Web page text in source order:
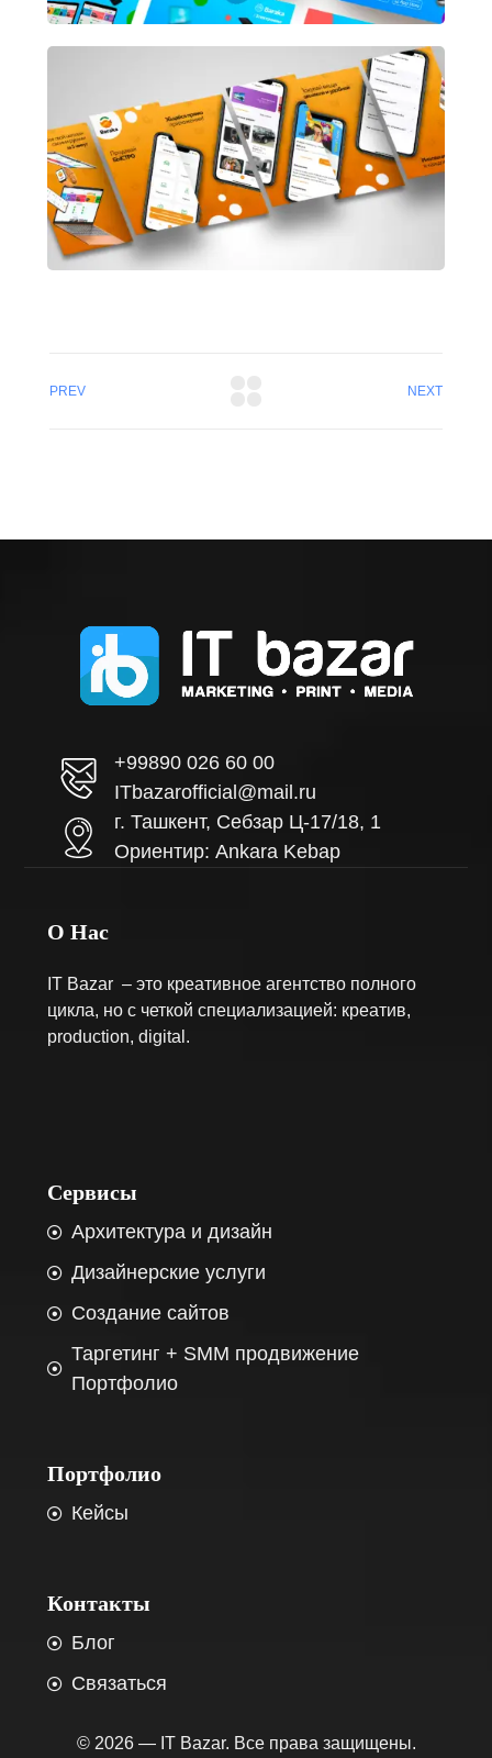
PREV NEXT
+99890 026 60 00
ITbazarofficial@mail.ru
г. Ташкент, Себзар Ц-17/18, 1
Ориентир: Ankara Kebap
О Нас
IT Bazar – это креативное агентство полного
цикла, но с четкой специализацией: креатив,
production, digital.
Сервисы
Архитектура и дизайн
Дизайнерские услуги
Создание сайтов
Таргетинг + SMM продвижение
Портфолио
Портфолио
Кейсы
Контакты
Блог
Связаться
© 2026 — IT Bazar. Все права защищены.